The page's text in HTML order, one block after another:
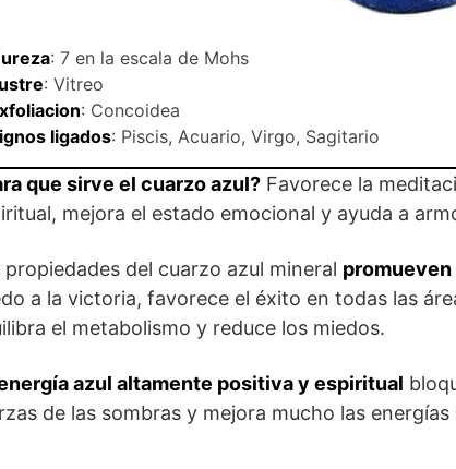
: 7 en la escala de Mohs
: Vitreo
: Concoidea
ligados: Piscis, Acuario, Virgo, Sagitario
que sirve el cuarzo azul? Favorece la
mejora el estado emocional y ayuda a
propiedades del cuarzo azul mineral
a la victoria, favorece el éxito en todas las
el metabolismo y reduce los miedos.
azul altamente positiva y espiritual
de las sombras y mejora mucho las energías